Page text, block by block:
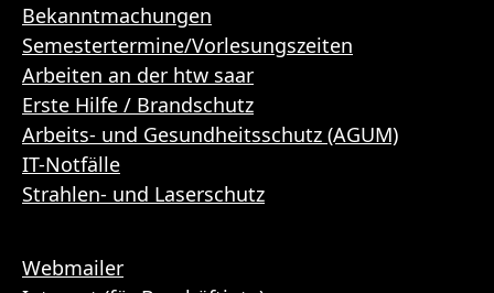
Bekanntmachungen
Semestertermine/Vorlesungszeiten
Arbeiten an der htw saar
Erste Hilfe / Brandschutz
Arbeits- und Gesundheitsschutz (AGUM)
IT-Notfälle
Strahlen- und Laserschutz
Webmailer